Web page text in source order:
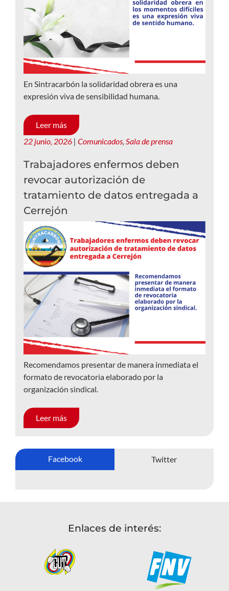
En Sintracarbón la solidaridad obrera es una
expresión viva de sensibilidad humana.
Leer más
22 junio, 2026 | Comunicados, Sala de prensa
Trabajadores enfermos deben
revocar autorización de
tratamiento de datos entregada a
Cerrejón
Recomendamos presentar de manera inmediata el
formato de revocatoria elaborado por la
organización sindical.
Leer más
Facebook Twitter
Enlaces de interés: